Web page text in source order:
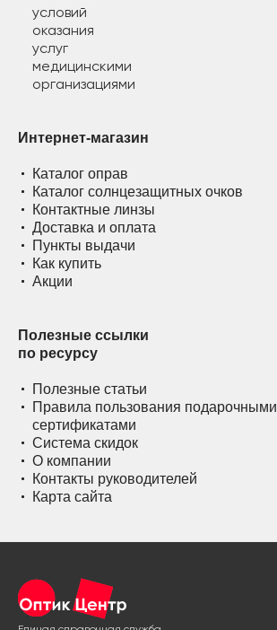
Интернет-магазин
Каталог оправ
Каталог солнцезащитных очков
Контактные линзы
Доставка и оплата
Пункты выдачи
Как купить
Акции
Полезные ссылки
по ресурсу
Полезные статьи
Правила пользования подарочными
сертификатами
Система скидок
О компании
Контакты руководителей
Карта сайта